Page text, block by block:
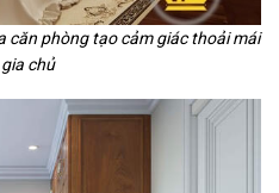
căn phòng tạo cảm giác thoải mái
chủ